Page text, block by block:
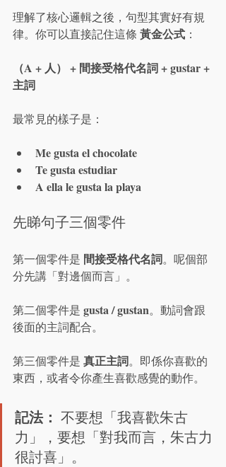
理解了核心邏輯之後，句型其實好有規
律。你可以直接記住這條 黃金公式 ：
（A + 人） + 間接受格代名詞 + gustar +
主詞
最常見的樣子是：
Me gusta el chocolate
Te gusta estudiar
A ella le gusta la playa
先睇句子三個零件
第一個零件是 間接受格代名詞。呢個部
分先講「對邊個而言」。
第二個零件是 gusta / gustan。動詞會跟
後面的主詞配合。
第三個零件是 真正主詞。即係你喜歡的
東西，或者令你產生喜歡感覺的動作。
記法： 不要想「我喜歡朱古
力」，要想「對我而言，朱古力
很討喜」。